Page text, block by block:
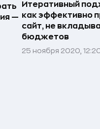
—
Итеративный
как эффективно
сайт, не
бюджетов
25 ноября 2020,